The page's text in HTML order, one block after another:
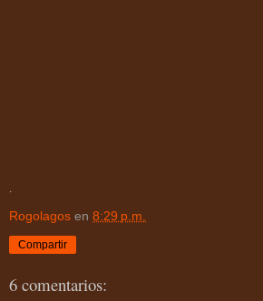
Rogolagos en 8:29 p.m.
Compartir
6 comentarios: